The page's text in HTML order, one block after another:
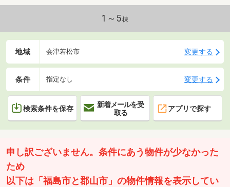
1～5棟
地域 会津若松市 変更する
条件 指定なし 変更する
検索条件を保存
新着メールを受
取る
アプリで探す
申し訳ございません。条件にあう物件が少なかった
ため
以下は「福島市と郡山市」の物件情報を表示してい